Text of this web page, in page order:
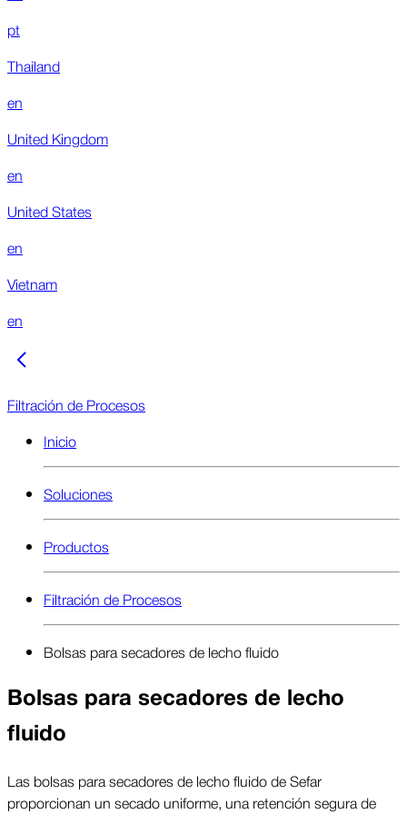
pt
Thailand
en
United Kingdom
en
United States
en
Vietnam
en
Filtración de Procesos
Inicio
Soluciones
Productos
Filtración de Procesos
Bolsas para secadores de lecho fluido
Bolsas para secadores de lecho
fluido
Las bolsas para secadores de lecho fluido de Sefar
proporcionan un secado uniforme, una retención segura de